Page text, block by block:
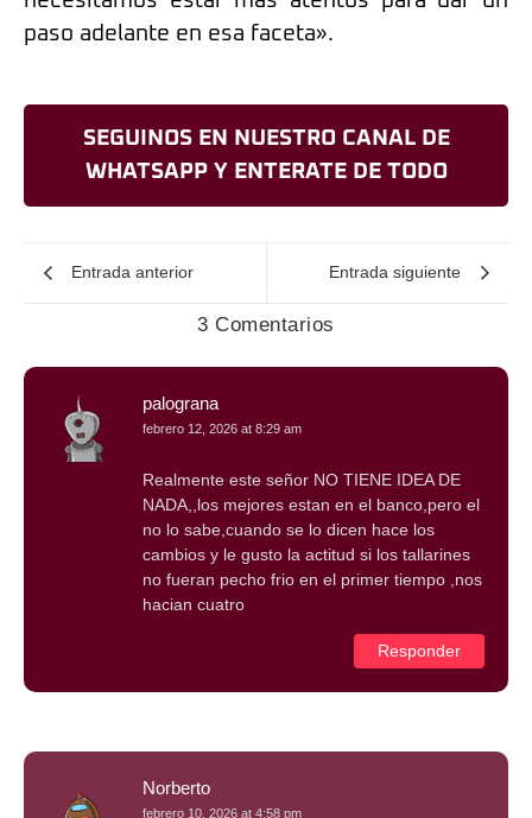
paso adelante en esa faceta».
SEGUINOS EN NUESTRO CANAL DE
WHATSAPP Y ENTERATE DE TODO
Entrada anterior Entrada siguiente
3 Comentarios
palograna
febrero 12, 2026 at 8:29 am
Realmente este señor NO TIENE IDEA DE
NADA,,los mejores estan en el banco,pero el
no lo sabe,cuando se lo dicen hace los
cambios y le gusto la actitud si los tallarines
no fueran pecho frio en el primer tiempo ,nos
hacian cuatro
Responder
Norberto
febrero 10, 2026 at 4:58 pm